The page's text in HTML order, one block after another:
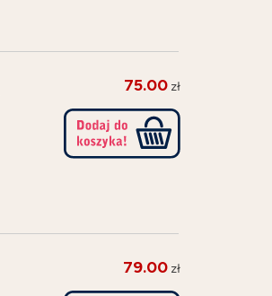
75.00 zł
79.00 zł